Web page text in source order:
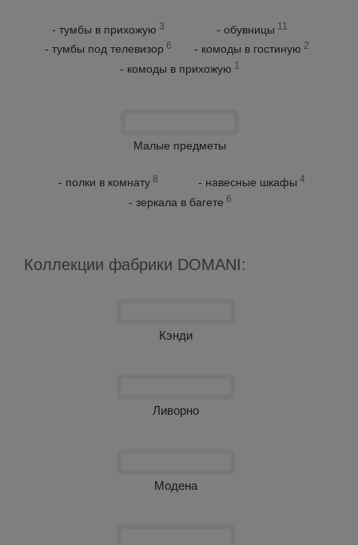
- тумбы в прихожую 3 - обувницы 11
- тумбы под телевизор 6 - комоды в гостиную 2
- комоды в прихожую 1
Малые предметы
- полки в комнату 8 - навесные шкафы 4
- зеркала в багете 6
Коллекции фабрики DOMANI:
Кэнди
Ливорно
Модена